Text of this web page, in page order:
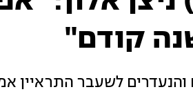
קודם"
לשעבר התראיין